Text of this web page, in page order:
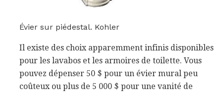
Évier sur piédestal. Kohler
Il existe des choix apparemment infinis disponibles
pour les lavabos et les armoires de toilette. Vous
pouvez dépenser 50 $ pour un évier mural peu
coûteux ou plus de 5 000 $ pour une vanité de